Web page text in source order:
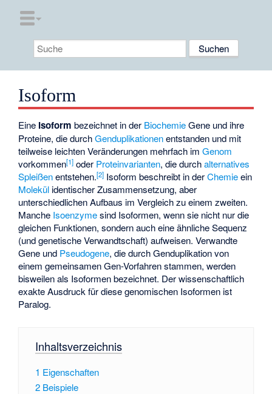
Isoform
Eine Isoform bezeichnet in der BiochemieGene und ihre
Proteine, die durchGenduplikationenentstanden und mit
teilweise leichten Veränderungen mehrfach imGenom
vorkommen[1] oder Proteinvarianten, die durchalternatives
Spleißenentstehen.[2] Isoform beschreibt in derChemieein
Molekül identischer Zusammensetzung, aber
unterschiedlichen Aufbaus im Vergleich zu einem zweiten.
Manche Isoenzymesind Isoformen, wenn sie nicht nur die
gleichen Funktionen, sondern auch eine ähnliche Sequenz
(und genetische Verwandtschaft) aufweisen. Verwandte
Gene und Pseudogene, die durch Genduplikation von
einem gemeinsamen Gen-Vorfahren stammen, werden
bisweilen als Isoformen bezeichnet. Der wissenschaftlich
exakte Ausdruck für diese genomischen Isoformen ist
Paralog.
Inhaltsverzeichnis
1 Eigenschaften
2 Beispiele